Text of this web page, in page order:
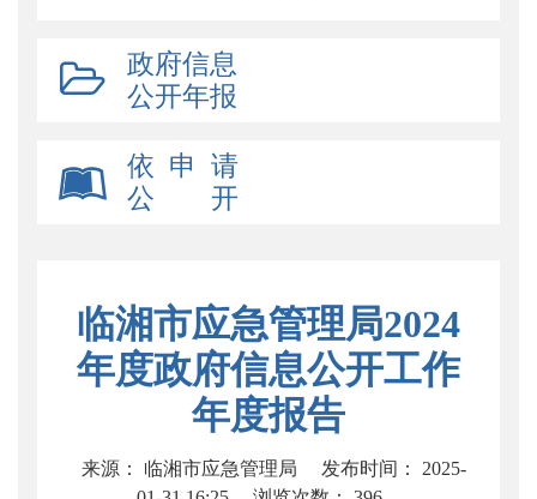
政府信息
公开年报
依 申 请
公 开
临湘市应急管理局2024
年度政府信息公开工作
年度报告
来源： 临湘市应急管理局
发布时间： 2025-